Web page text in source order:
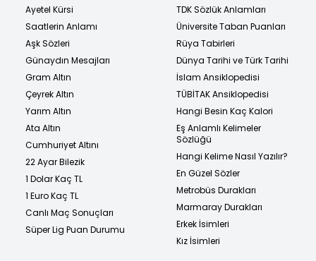
Ayetel Kürsi
Saatlerin Anlamı
Aşk Sözleri
Günaydın Mesajları
Gram Altın
Çeyrek Altın
Yarım Altın
Ata Altın
Cumhuriyet Altını
22 Ayar Bilezik
1 Dolar Kaç TL
1 Euro Kaç TL
Canlı Maç Sonuçları
Süper Lig Puan Durumu
TDK Sözlük Anlamları
Üniversite Taban Puanları
Rüya Tabirleri
Dünya Tarihi ve Türk Tarihi
İslam Ansiklopedisi
TÜBİTAK Ansiklopedisi
Hangi Besin Kaç Kalori
Eş Anlamlı Kelimeler
Sözlüğü
Hangi Kelime Nasıl Yazılır?
En Güzel Sözler
Metrobüs Durakları
Marmaray Durakları
Erkek İsimleri
Kız İsimleri